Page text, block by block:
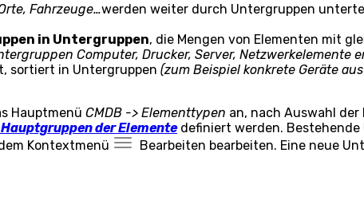
Fahrzeuge…werden weiter durch Untergruppen
in Untergruppen, die Mengen von Elementen mit
Computer, Drucker, Server, Netzwerkelemente
sortiert in Untergruppen (zum Beispiel konkrete Geräte
Hauptmenü CMDB -> Elementtypen an, nach Auswahl der
Hauptgruppen der Elementedefiniert werden. Bestehende
Kontextmenü
Bearbeiten bearbeiten. Eine neue